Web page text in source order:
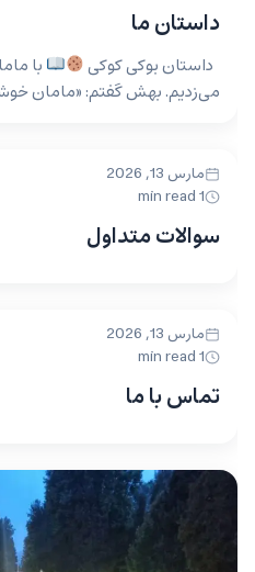
داستان ما
داستان بوکی کوکی
با
می‌زدیم. بهش گفتم: «مامان
مارس 13, 2026
1 min read
سوالات متداول
مارس 13, 2026
1 min read
تماس با ما